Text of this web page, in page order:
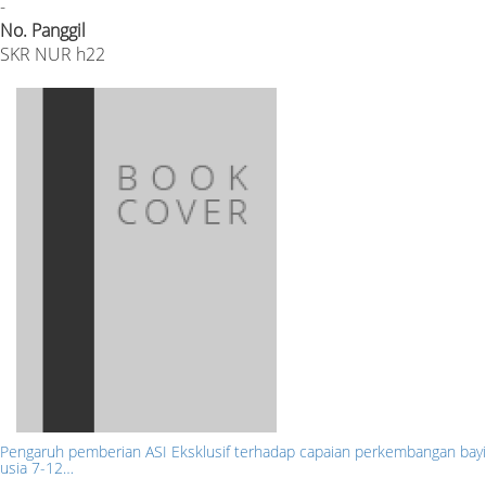
-
No. Panggil
SKR NUR h22
Pengaruh pemberian ASI Eksklusif terhadap capaian perkembangan bayi
usia 7-12…